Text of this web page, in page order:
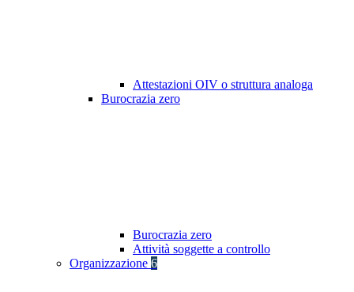
Attestazioni OIV o struttura analoga
Burocrazia zero
Burocrazia zero
Attività soggette a controllo
Organizzazione 6